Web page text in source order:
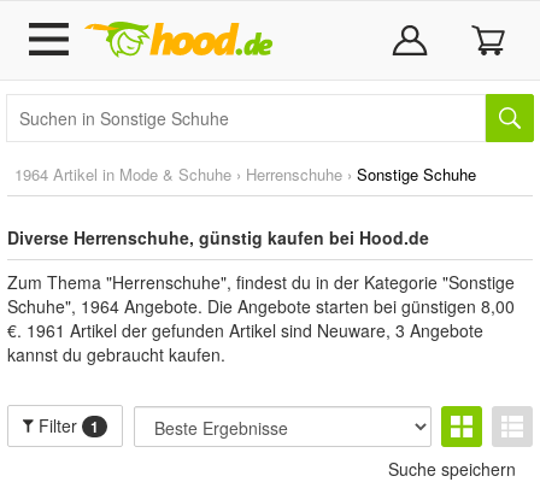
1964 Artikel in Mode & Schuhe › Herrenschuhe › Sonstige Schuhe
Diverse Herrenschuhe, günstig kaufen bei Hood.de
Zum Thema "Herrenschuhe", findest du in der Kategorie "Sonstige
Schuhe", 1964 Angebote. Die Angebote starten bei günstigen 8,00
€. 1961 Artikel der gefunden Artikel sind Neuware, 3 Angebote
kannst du gebraucht kaufen.
Filter 1
Suche speichern